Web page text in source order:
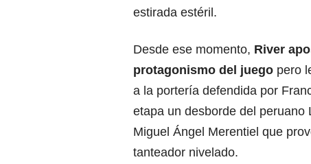
estirada estéril.
Desde ese momento, River
protagonismo del juego pero
a la portería defendida por
etapa un desborde del
Miguel Ángel Merentiel que
tanteador nivelado.